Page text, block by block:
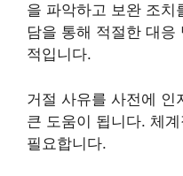
을 파악하고 보완 조치
담을 통해 적절한 대
적입니다.
거절 사유를 사전에 인
큰 도움이 됩니다. 체
필요합니다.